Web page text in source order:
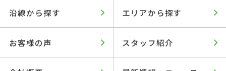
沿線から探す エリアから探す
お客様の声 スタッフ紹介